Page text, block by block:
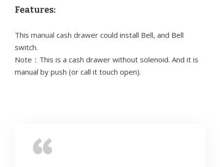
Features:
This manual cash drawer could install Bell, and Bell
switch.
Note：This is a cash drawer without solenoid. And it is
manual by push (or call it touch open).